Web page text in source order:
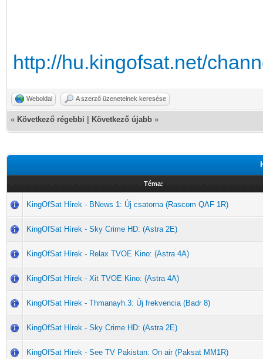
http://hu.kingofsat.net/
Weboldal A szerző üzeneteinek keresése
« Következő régebbi Következő újabb »
Téma:
KingOfSat Hírek - BNews 1: Új csatorna (Rascom QAF 1R)
KingOfSat Hírek - Sky Crime HD: (Astra 2E)
KingOfSat Hírek - Relax TVOE Kino: (Astra 4A)
KingOfSat Hírek - Xit TVOE Kino: (Astra 4A)
KingOfSat Hírek - Thmanayh.3: Új frekvencia (Badr 8)
KingOfSat Hírek - Sky Crime HD: (Astra 2E)
KingOfSat Hírek - See TV Pakistan: On air (Paksat MM1R)